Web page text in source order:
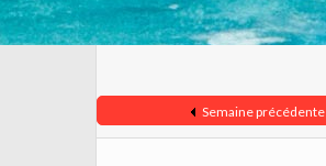
Semaine précédente